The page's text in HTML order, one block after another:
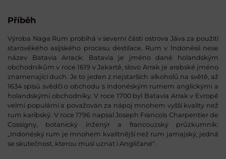
Příběh
Výroba Naga Rum probíhá v severní části ostrova Jáva za použití
starověkého asijského procesu destilace. Rum v Indonésii nese
název Batavia Arrack: Batavia je jméno dané holandským
obchodníkům v roce 1619 v Jakartě, slovo Arrak je arabské jméno
znamenající duch. Je to jeden z nejstarších alkoholů na světě, až
1634 spisů svědčí o obchodu s indonéským rumem anglickými a
holandskými obchodníky. V roce 1700 byl Batavia Arrak v Evropě
velmi populární a považován za nápoj mnohem vyšší kvality než
rum karibský. V roce 1796 napsal Joseph Francois Charpentier de
Cossigny, botanický inženýr a francouzský průzkumník:
„Indonéský rum je mnohem kvalitnější než rum jamajský, jedná
se skutečnost, kterou musí uznat i Angličané“.